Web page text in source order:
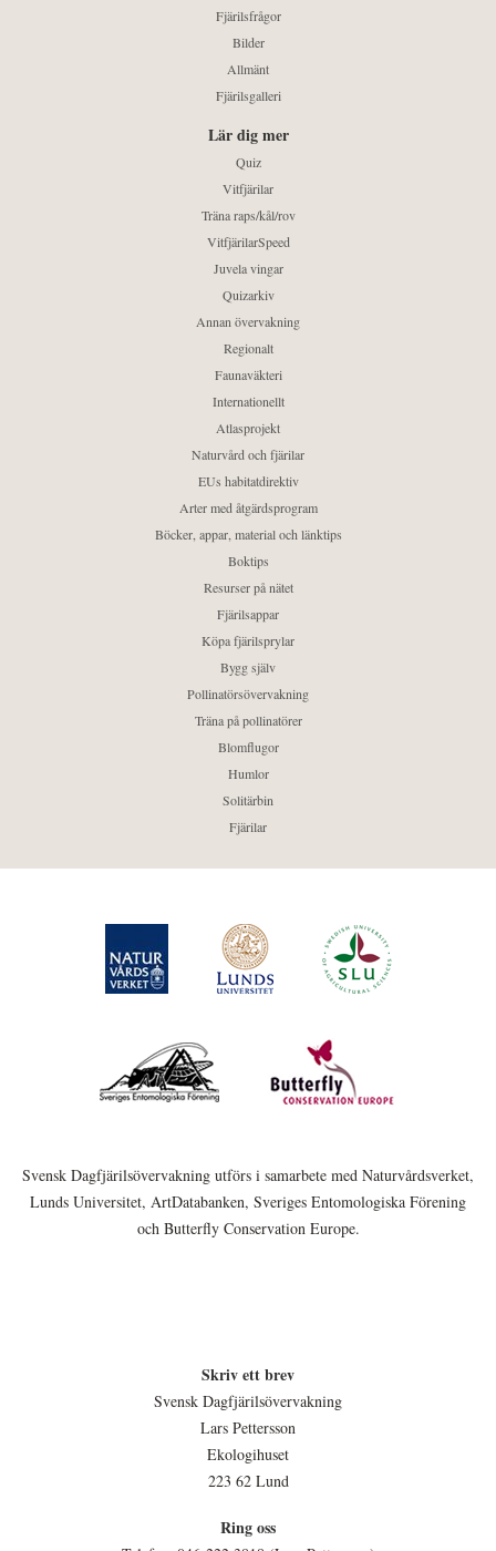
Fjärilsfrågor
Bilder
Allmänt
Fjärilsgalleri
Lär dig mer
Quiz
Vitfjärilar
Träna raps/kål/rov
VitfjärilarSpeed
Juvela vingar
Quizarkiv
Annan övervakning
Regionalt
Faunaväkteri
Internationellt
Atlasprojekt
Naturvård och fjärilar
EUs habitatdirektiv
Arter med åtgärdsprogram
Böcker, appar, material och länktips
Boktips
Resurser på nätet
Fjärilsappar
Köpa fjärilsprylar
Bygg själv
Pollinatörsövervakning
Träna på pollinatörer
Blomflugor
Humlor
Solitärbin
Fjärilar
Svensk Dagfjärilsövervakning utförs i samarbete med Naturvårdsverket,
Lunds Universitet, ArtDatabanken, Sveriges Entomologiska Förening
och Butterfly Conservation Europe.
Skriv ett brev
Svensk Dagfjärilsövervakning
Lars Pettersson
Ekologihuset
223 62 Lund
Ring oss